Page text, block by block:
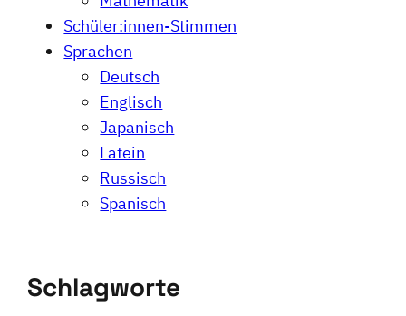
Schüler:innen-Stimmen
Sprachen
Deutsch
Englisch
Japanisch
Latein
Russisch
Spanisch
Schlagworte